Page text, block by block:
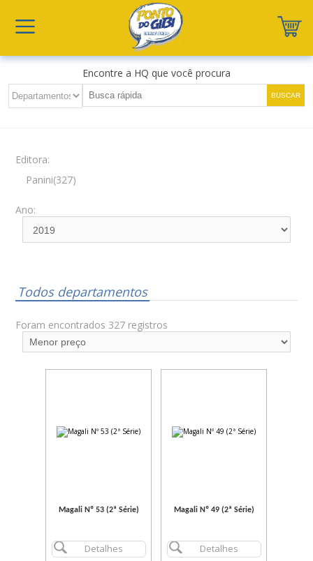
Encontre a HQ que você procura
Editora:
Panini(327)
Ano:
Todos departamentos
Foram encontrados 327 registros
Magali Nº 53 (2ª Série)
Detalhes
Magali Nº 49 (2ª Série)
Detalhes